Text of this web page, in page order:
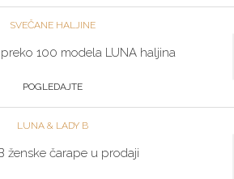
SVEČANE HALJINE
100 modela LUNA haljina
POGLEDAJTE
LUNA & LADY B
ženske čarape u prodaji